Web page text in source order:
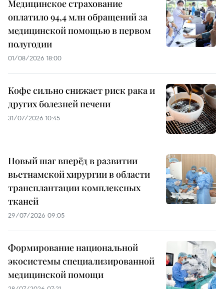
Медицинское страхование
оплатило 94,4 млн обращений за
медицинской помощью в первом
полугодии
01/08/2026 18:00
Кофе сильно снижает риск рака и
других болезней печени
31/07/2026 10:45
Новый шаг вперёд в развитии
вьетнамской хирургии в области
трансплантации комплексных
тканей
29/07/2026 09:05
Формирование национальной
экосистемы специализированной
медицинской помощи